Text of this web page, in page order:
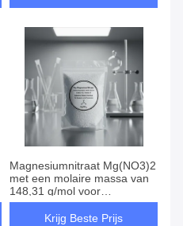
Magnesiumnitraat Mg(NO3)2
met een molaire massa van
148,31 g/mol voor
meststofgebruik bij
fruitbomen en hoge
Krijg Beste Prijs